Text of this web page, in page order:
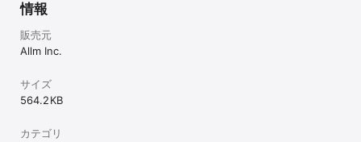
情報
販売元
Allm Inc.
サイズ
564.2 KB
カテゴリ